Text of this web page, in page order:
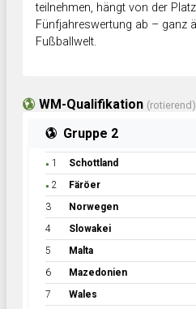
teilnehmen, hängt von der
Fünfjahreswertung ab – ganz
Fußballwelt.
WM-Qualifikation (rotierend)
Gruppe 2
● 1 Schottland
● 2 Färöer
3 Norwegen
4 Slowakei
5 Malta
6 Mazedonien
7 Wales